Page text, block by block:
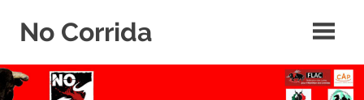
No Corrida
de
la